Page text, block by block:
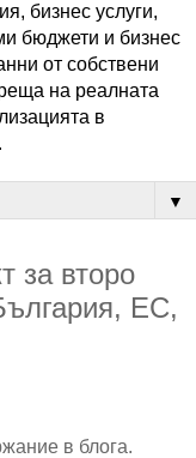
бизнес услуги,
бюджети и бизнес
от собствени
на реалната
в
▼
за второ
ЕС,
в блога.